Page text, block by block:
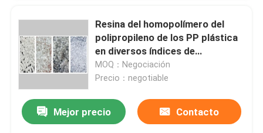
Resina del homopolímero del
polipropileno de los PP plástica
en diversos índices de
derretimiento
MOQ：Negociación
Precio：negotiable
Mejor precio Contacto